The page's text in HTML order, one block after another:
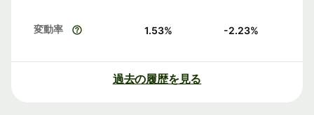
変動率 1.53% -2.23%
過去の履歴を見る